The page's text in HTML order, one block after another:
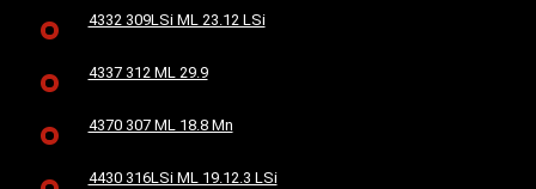
4332 309LSi ML 23.12 LSi
4337 312 ML 29.9
4370 307 ML 18.8 Mn
4430 316LSi ML 19.12.3 LSi